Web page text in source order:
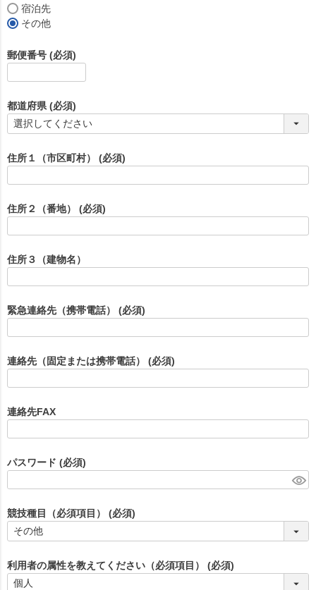
宿泊先
その他
郵便番号 (必須)
都道府県 (必須)
住所１（市区町村） (必須)
住所２（番地） (必須)
住所３（建物名）
緊急連絡先（携帯電話） (必須)
連絡先（固定または携帯電話） (必須)
連絡先FAX
パスワード (必須)
競技種目（必須項目） (必須)
利用者の属性を教えてください（必須項目） (必須)